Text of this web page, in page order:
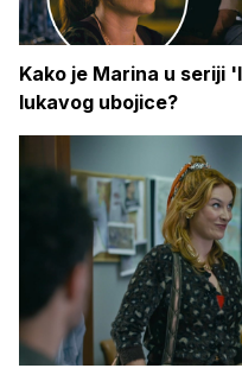
Kako je Marina u seriji
lukavog ubojice?